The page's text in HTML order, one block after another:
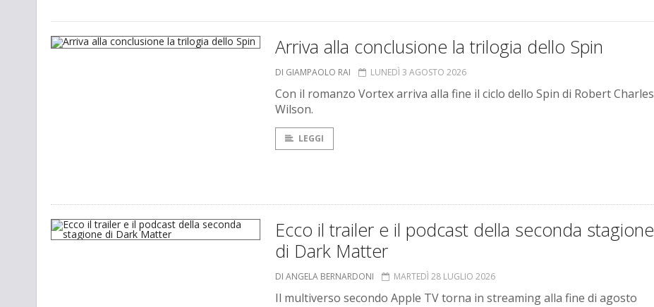
Arriva alla conclusione la trilogia dello Spin
DI GIAMPAOLO RAI LUNEDÌ 3 AGOSTO 2026
Con il romanzo Vortex arriva alla fine il ciclo dello Spin di Robert Charles
Wilson.
LEGGI
Ecco il trailer e il podcast della seconda stagione
di Dark Matter
DI ANGELA BERNARDONI MARTEDÌ 28 LUGLIO 2026
Il multiverso secondo Apple TV torna in streaming alla fine di agosto